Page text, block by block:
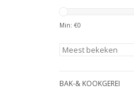
Min: €0
BAK-& KOOKGEREI